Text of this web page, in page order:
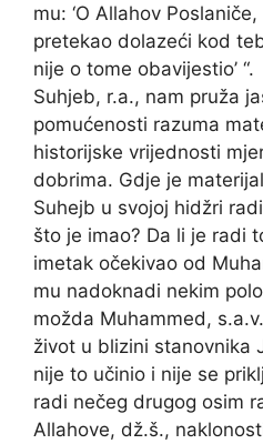
mu: ‘O Allahov
pretekao dolazeći kod
nije o tome obavijestio’ “.
Suhjeb, r.a., nam pruža
pomućenosti razuma
historijske vrijednosti
dobrima. Gdje je
Suhejb u svojoj hidžri
što je imao? Da li je radi
imetak očekivao od
mu nadoknadi nekim
možda Muhammed,
život u blizini stanovnika
nije to učinio i nije se
radi nečeg drugog osim
Allahove, dž.š.,